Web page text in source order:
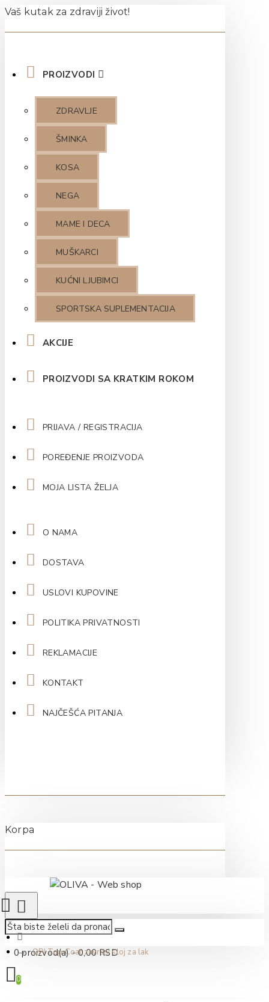
Vaš kutak za zdraviji život!
PROIZVODI
ZDRAVLJE
ŠMINKA
KOSA
NEGA
MAME I DECA
MUŠKARCI
KUĆNI LJUBIMCI
SPORTSKA SUPLEMENTACIJA
AKCIJE
PROIZVODI SA KRATKIM ROKOM
PRIJAVA / REGISTRACIJA
POREĐENJE PROIZVODA
MOJA LISTA ŽELJA
O NAMA
DOSTAVA
USLOVI KUPOVINE
POLITIKA PRIVATNOSTI
REKLAMACIJE
KONTAKT
NAJČEŠĆA PITANJA
Korpa
0 proizvod(a) - 0,00 RSD
0
OPI Top Coat završni sloj za lak